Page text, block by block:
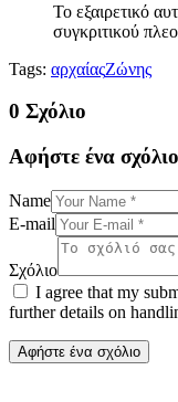
Το εξαιρετικό
συγκριτικού
Tags: αρχαίαςΖώνης
0 Σχόλιο
Αφήστε ένα σχόλιο
Name
E-mail
Σχόλιο
I agree that my
further details on